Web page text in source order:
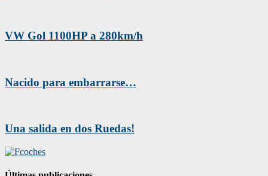
VW Gol 1100HP a 280km/h
Nacido para embarrarse…
Una salida en dos Ruedas!